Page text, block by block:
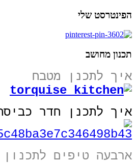
הפינטרסט שלי
תכנון מחושב
איך לתכנן מטבח
איך לתכנן חדר כביסה
ארבעה טיפים לתכנון